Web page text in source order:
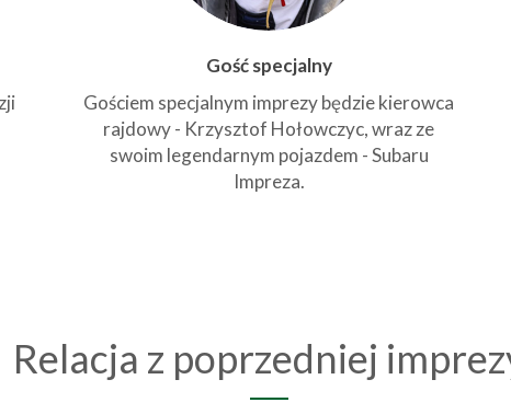
Gość specjalny
Gościem specjalnym imprezy będzie kierowca
rajdowy - Krzysztof Hołowczyc, wraz ze
swoim legendarnym pojazdem - Subaru
Impreza.
Relacja z poprzedniej